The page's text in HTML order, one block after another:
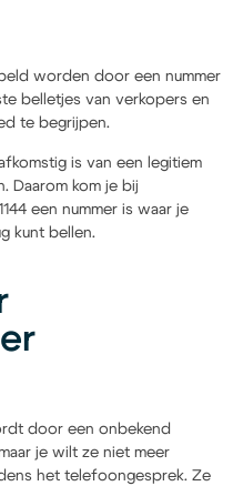
worden door een nummer
belletjes van verkopers en
te begrijpen.
is van een legitiem
Daarom kom je bij
een nummer is waar je
kunt bellen.
door een onbekend
je wilt ze niet meer
het telefoongesprek. Ze